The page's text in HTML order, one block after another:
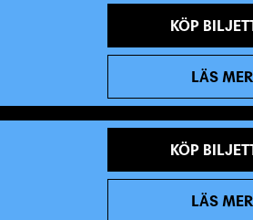
KÖP
LÄS MER
KÖP
LÄS MER